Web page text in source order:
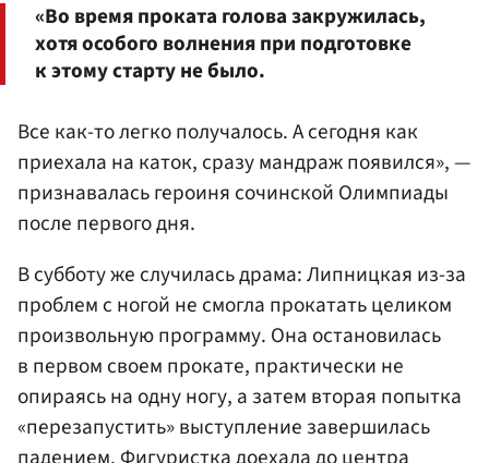
«Во время проката голова закружилась,
хотя особого волнения при подготовке
к этому старту не было.
Все как-то легко получалось. А сегодня как
приехала на каток, сразу мандраж появился», —
признавалась героиня сочинской Олимпиады
после первого дня.
В субботу же случилась драма: Липницкая из-за
проблем с ногой не смогла прокатать целиком
произвольную программу. Она остановилась
в первом своем прокате, практически не
опираясь на одну ногу, а затем вторая попытка
«перезапустить» выступление завершилась